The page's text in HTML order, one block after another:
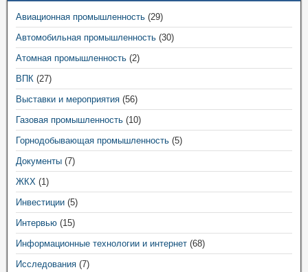
Авиационная промышленность (29)
Автомобильная промышленность (30)
Атомная промышленность (2)
ВПК (27)
Выставки и мероприятия (56)
Газовая промышленность (10)
Горнодобывающая промышленность (5)
Документы (7)
ЖКХ (1)
Инвестиции (5)
Интервью (15)
Информационные технологии и интернет (68)
Исследования (7)